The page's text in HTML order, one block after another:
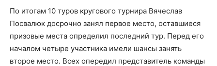
По итогам 10 туров кругового турнира Вячеслав
Посвалюк досрочно занял первое место, оставшиеся
призовые места определил последний тур. Перед его
началом четыре участника имели шансы занять
второе место. Всех опередил представитель команды